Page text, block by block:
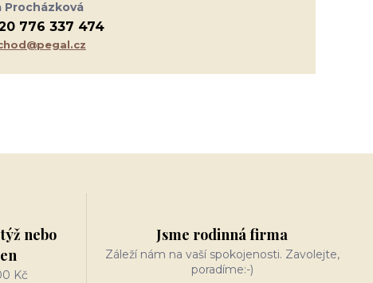
Procházková
776 337 474
nebo
Kč
Jsme rodinná firma
Záleží nám na vaší spokojenosti. Zavolejte,
poradíme:-)